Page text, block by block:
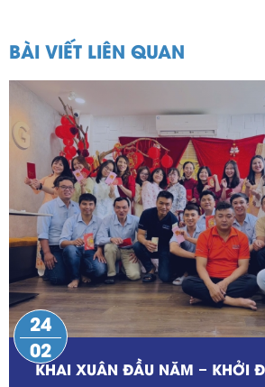
BÀI VIẾT LIÊN QUAN
24
02
KHAI XUÂN ĐẦU NĂM – KHỞI